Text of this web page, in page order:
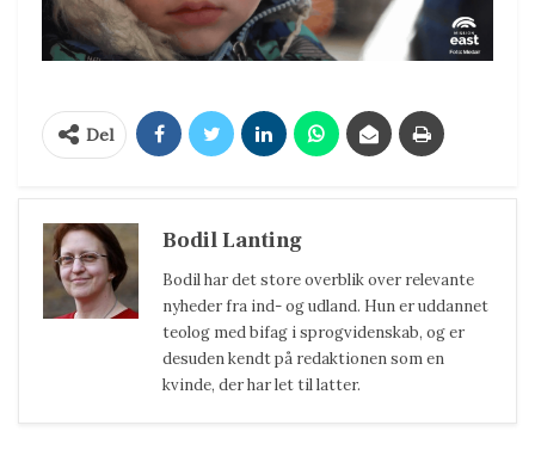
Del
Bodil Lanting
Bodil har det store overblik over relevante
nyheder fra ind- og udland. Hun er uddannet
teolog med bifag i sprogvidenskab, og er
desuden kendt på redaktionen som en
kvinde, der har let til latter.